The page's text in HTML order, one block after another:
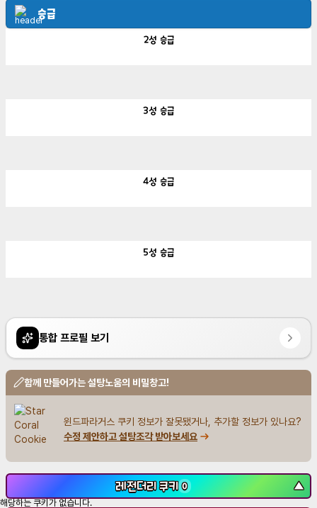
승급
2성 승급
3성 승급
4성 승급
5성 승급
통합 프로필 보기
함께 만들어가는 설탕노움의 비밀창고!
윈드파라거스 쿠키 정보가 잘못됐거나, 추가할 정보가 있나요?
수정 제안하고 설탕조각 받아보세요
레전더리 쿠키 0 ▼
해당하는 쿠키가 없습니다.